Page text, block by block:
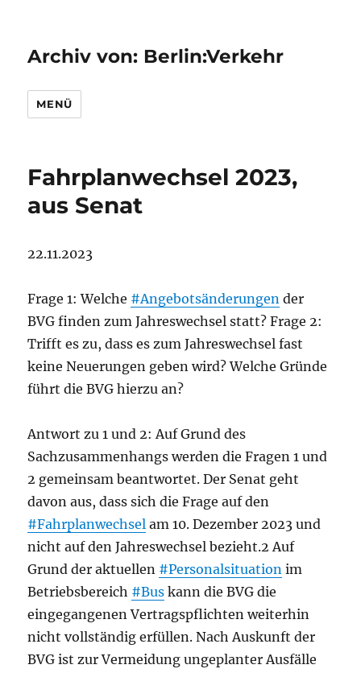
Archiv von: Berlin:Verkehr
MENÜ
Fahrplanwechsel 2023,
aus Senat
22.11.2023
Frage 1: Welche #Angebotsänderungen der
BVG finden zum Jahreswechsel statt? Frage 2:
Trifft es zu, dass es zum Jahreswechsel fast
keine Neuerungen geben wird? Welche Gründe
führt die BVG hierzu an?
Antwort zu 1 und 2: Auf Grund des
Sachzusammenhangs werden die Fragen 1 und
2 gemeinsam beantwortet. Der Senat geht
davon aus, dass sich die Frage auf den
#Fahrplanwechsel am 10. Dezember 2023 und
nicht auf den Jahreswechsel bezieht.2 Auf
Grund der aktuellen #Personalsituation im
Betriebsbereich #Bus kann die BVG die
eingegangenen Vertragspflichten weiterhin
nicht vollständig erfüllen. Nach Auskunft der
BVG ist zur Vermeidung ungeplanter Ausfälle